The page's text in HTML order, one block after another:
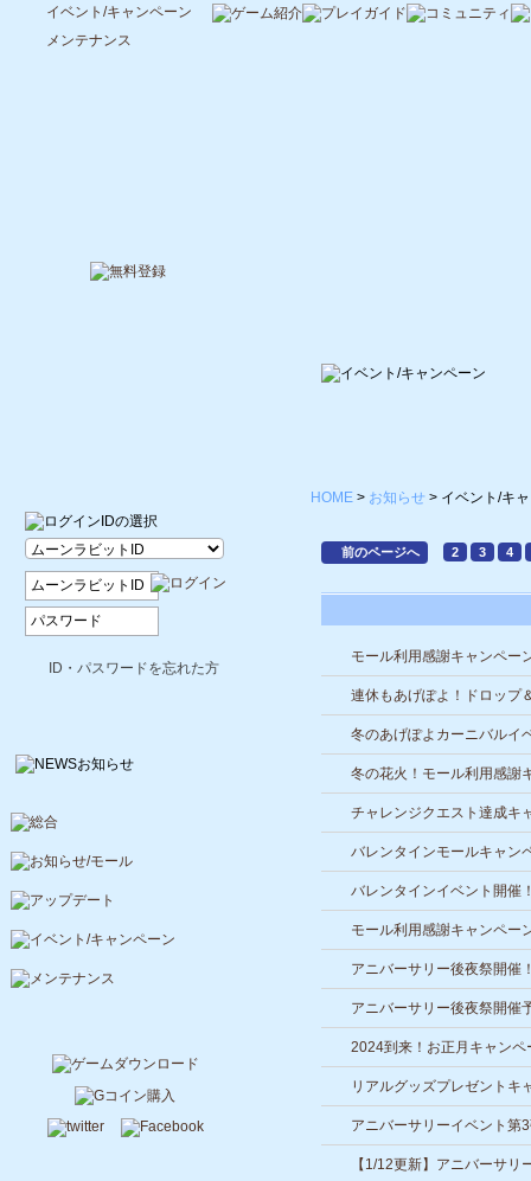
イベント/キャンペーン
メンテナンス
HOME > お知らせ > イベント/キ
前のページへ 2 3 4
モール利用感謝キャンペー
連休もあげぽよ！ドロップ
冬のあげぽよカーニバルイ
冬の花火！モール利用感謝
チャレンジクエスト達成キ
バレンタインモールキャン
バレンタインイベント開催
モール利用感謝キャンペー
アニバーサリー後夜祭開催
アニバーサリー後夜祭開催
2024到来！お正月キャンペ
リアルグッズプレゼントキ
アニバーサリーイベント第
【1/12更新】アニバーサ
ID・パスワードを忘れた方